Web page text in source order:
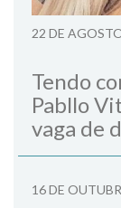
22 DE
Tendo
Pabllo
vaga de
16 DE